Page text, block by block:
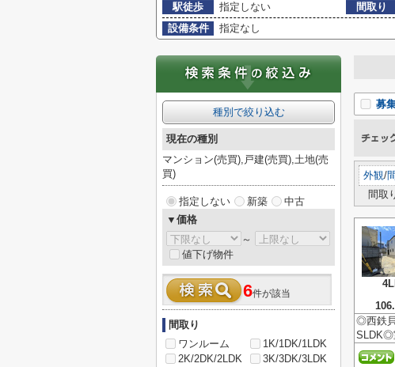
駅徒歩
指定しない 間取り
設備条件
指定なし
募
外観/
間取
◎西鉄
SLDK◎
種別で絞り込む
現在の種別
マンション(売買),戸建(売買),土地(売
買)
指定しない 新築
中古
▼価格
～
値下げ物件
6件が該当
間取り
ワンルーム
1K/1DK/1LDK
2K/2DK/2LDK
3K/3DK/3LDK